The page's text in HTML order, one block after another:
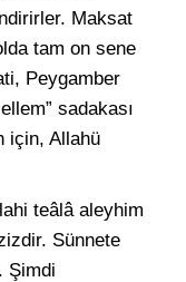
Maksat
tam on sene
Peygamber
sadakası
için, Allahü
teâlâ aleyhim
Sünnete
Şimdi